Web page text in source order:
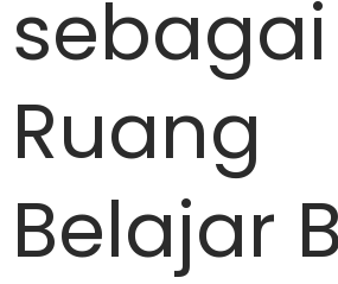
sebagai
Ruang
Belajar